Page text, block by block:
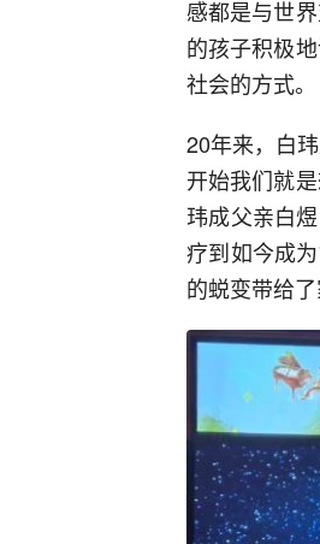
感都是与世
的孩子积极
社会的方式。
20年来，白
开始我们就
玮成父亲白
疗到如今成
的蜕变带给